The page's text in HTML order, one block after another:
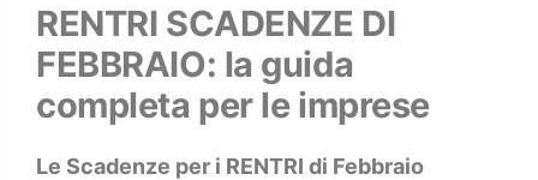
RENTRI SCADENZE DI
FEBBRAIO: la guida
completa per le imprese
Le Scadenze per i RENTRI di Febbraio